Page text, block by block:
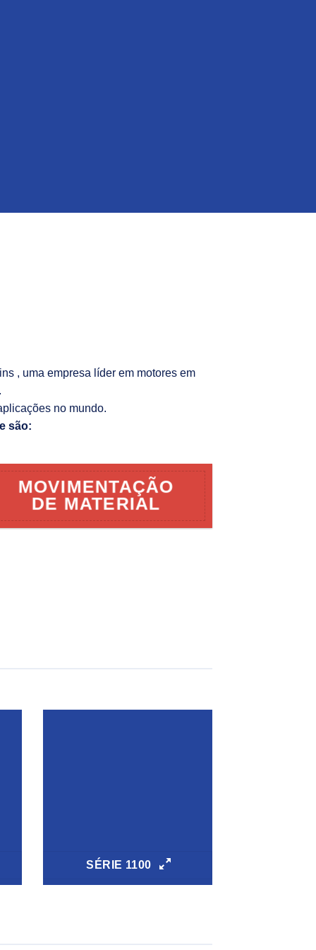
, uma empresa líder em motores em
no mundo.
são:
MOVIMENTAÇÃO
DE MATERIAL
SÉRIE 1100